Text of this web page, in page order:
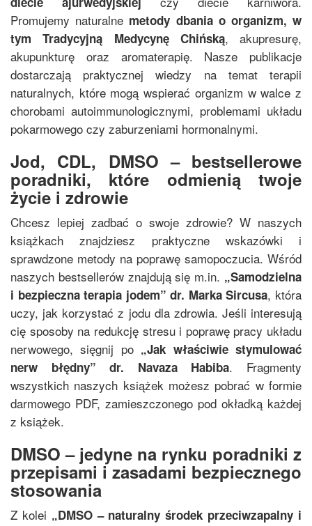
Promujemy naturalne metody dbania o organizm, w
tymTradycyjną Medycynę Chińską, akupresurę,
akupunkturę oraz aromaterapię. Nasze publikacje
dostarczają praktycznej wiedzy na temat terapii
naturalnych, które mogą wspierać organizm w walce z
chorobami autoimmunologicznymi, problemami układu
pokarmowego czy zaburzeniami hormonalnymi.
Jod, CDL, DMSO – bestsellerowe
poradniki, które odmienią twoje
życie i zdrowie
Chcesz lepiej zadbać o swoje zdrowie? W naszych
książkach znajdziesz praktyczne wskazówki i
sprawdzone metody na poprawę samopoczucia. Wśród
naszych bestsellerów znajdują się m.in. „Samodzielna
i bezpieczna terapia jodem”dr. Marka Sircusa, która
uczy, jak korzystać z jodu dla zdrowia. Jeśli interesują
cię sposoby na redukcję stresu i poprawę pracy układu
nerwowego, sięgnij po „Jak właściwie stymulować
nerw błędny”dr. Navaza Habiba. Fragmenty
wszystkich naszych książek możesz pobrać w formie
darmowego PDF, zamieszczonego pod okładką każdej
z książek.
DMSO – jedyne na rynku poradniki z
przepisami i zasadami bezpiecznego
stosowania
Z kolei „DMSO – naturalny środek przeciwzapalny i